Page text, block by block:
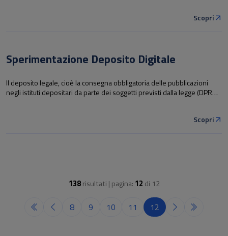
Scopri
Sperimentazione Deposito Digitale
Il deposito legale, cioè la consegna obbligatoria delle pubblicazioni
negli istituti depositari da parte dei soggetti previsti dalla legge (DPR
Scopri
138risultati | pagina: 12 di 12
8 9 10 11 12